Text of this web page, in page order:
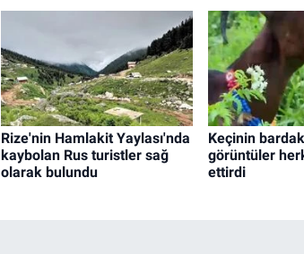
Rize'nin Hamlakit Yaylası'nda
kaybolan Rus turistler sağ
olarak bulundu
Keçinin
görüntüler
ettirdi